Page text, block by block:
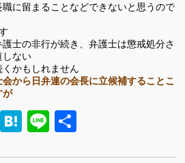
に留まることなどできないと思うので
士の非行が続き、弁護士は懲戒処分さ
しない
かもしれません
から日弁連の会長に立候補することこ
が
Facebook
Hatena
Line